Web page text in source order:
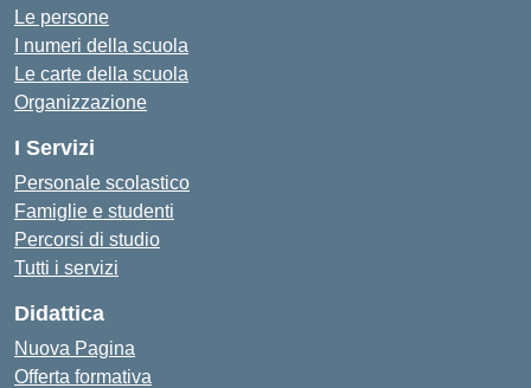
Le persone
I numeri della scuola
Le carte della scuola
Organizzazione
I Servizi
Personale scolastico
Famiglie e studenti
Percorsi di studio
Tutti i servizi
Didattica
Nuova Pagina
Offerta formativa